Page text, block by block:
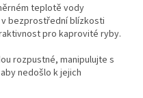
teplotě vody
bezprostřední blízkosti
pro kaprovité ryby.
rozpustné, manipulujte s
nedošlo k jejich